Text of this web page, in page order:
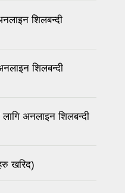
शिलबन्दी
शिलबन्दी
लागि अनलाइन शिलबन्दी
खरिद)